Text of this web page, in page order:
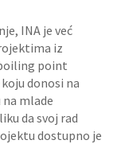
INA je već
iz
point
donosi na
mlade
da svoj rad
dostupno je